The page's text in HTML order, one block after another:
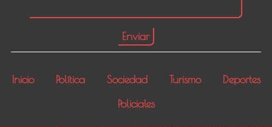
Inicio Política Sociedad Turismo
Deportes
Policiales